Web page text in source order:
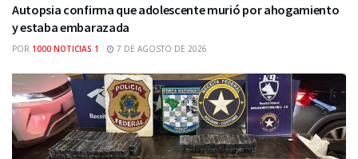
Autopsia confirma que adolescente murió por ahogamiento
y estaba embarazada
POR 1000 NOTICIAS 1 7 DE AGOSTO DE 2026